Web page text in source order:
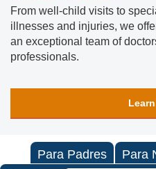
From well-child visits to
illnesses and injuries, we
an exceptional team of
professionals.
Para Padres Para